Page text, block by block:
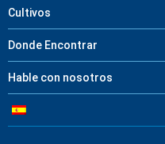
Cultivos
Donde Encontrar
Hable con nosotros